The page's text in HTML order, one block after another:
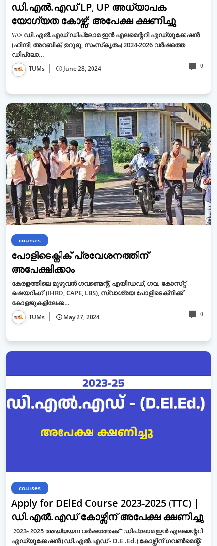
ഡി.എല്‍.എഡ് LP, UP അധ്യാപക
യോഗ്യത കോഴ്സ്; അപേക്ഷ ക്ഷണിച്ചു
\\\> ഡി.എല്‍.എഡ് ഡിപ്ലോമ ഇന്‍ എലമെന്ററി എഡ്യൂക്കേഷന്‍
(ഹിന്ദി, അറബിക്, ഉറുദു, സംസ്‌കൃതം) 2024-2026 വർഷത്തെ
ഡിപ്ലോ…
TUMs June 28, 2024 0
courses
പോളിടെക്നിക് പ്രവേശനത്തിന്
അപേക്ഷിക്കാം
കേരളത്തിലെ മുഴുവൻ ഗവണ്മെന്റ്, എയിഡഡ്, ഗവ. കോസ്‌റ്റ്
ഷെയറിംഗ് (IHRD, CAPE, LBS), സ്വാശ്രയ പോളിടെക്‌നിക്ക്
കോളജുകളിലേക്ക…
TUMs May 27, 2024 0
courses
Apply for DElEd Course 2023-2025 (TTC) |
ഡി.എൽ.എഡ് കോഴ്സിന് അപേക്ഷ ക്ഷണിച്ചു
2023- 2025 അദ്ധ്യയന വർഷത്തേക്ക് “ഡിപ്ലോമ ഇൻ എലമെന്ററി
എഡ്യൂക്കേഷൻ (ഡി.എൽ.എഡ് - D.El.Ed.) കോഴ്സിന് ഗവൺമെന്റ്/